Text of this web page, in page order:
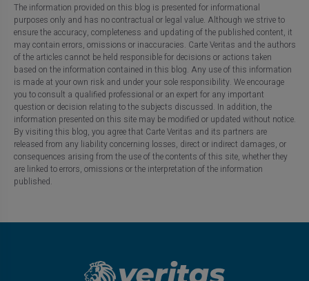
The information provided on this blog is presented for informational
purposes only and has no contractual or legal value. Although we strive to
ensure the accuracy, completeness and updating of the published content, it
may contain errors, omissions or inaccuracies. Carte Veritas and the authors
of the articles cannot be held responsible for decisions or actions taken
based on the information contained in this blog. Any use of this information
is made at your own risk and under your sole responsibility. We encourage
you to consult a qualified professional or an expert for any important
question or decision relating to the subjects discussed. In addition, the
information presented on this site may be modified or updated without notice.
By visiting this blog, you agree that Carte Veritas and its partners are
released from any liability concerning losses, direct or indirect damages, or
consequences arising from the use of the contents of this site, whether they
are linked to errors, omissions or the interpretation of the information
published.